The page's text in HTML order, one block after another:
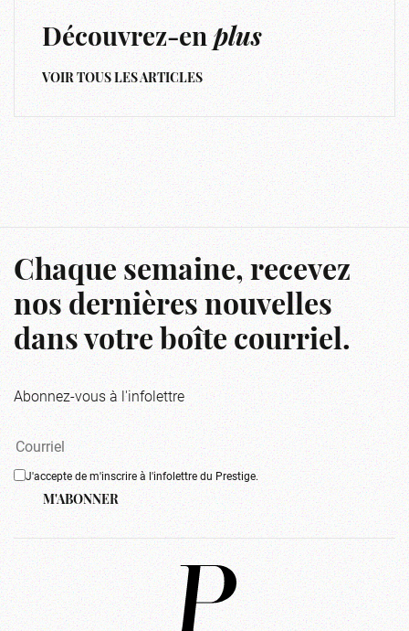
Découvrez-enplus
VOIR TOUS LES ARTICLES
Chaque semaine, recevez
nos dernières nouvelles
dans votre boîte courriel.
Abonnez-vous à l'infolettre
J'accepte de m'inscrire à l'infolettre du Prestige.
M'ABONNER